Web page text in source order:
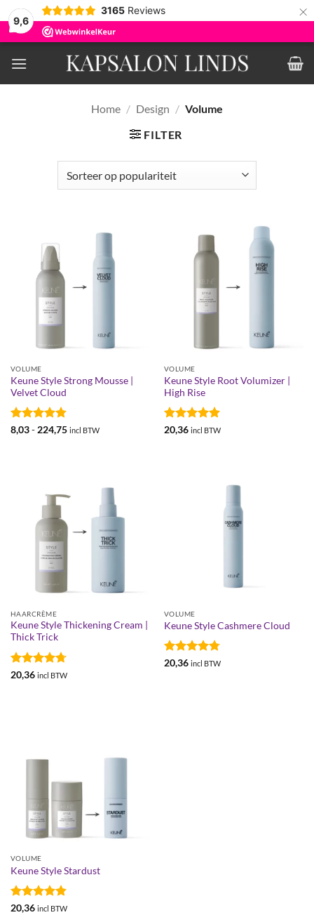
9,6
3165 Reviews ×
naar
inhoud
Home / Design / Volume
FILTER
VOLUME
Keune Style Strong Mousse |
Velvet Cloud
Gewaardeerd
8,03 - 224,75Prijsklasse:
incl BTW
VOLUME
Keune Style Root Volumizer |
High Rise
Gewaardeerd
20,36 incl BTW
HAARCRÈME
Keune Style Thickening Cream |
Thick Trick
Gewaardeerd
20,36 incl BTW
VOLUME
Keune Style Cashmere Cloud
Gewaardeerd
20,36 incl BTW
VOLUME
Keune Style Stardust
Gewaardeerd
20,36 incl BTW